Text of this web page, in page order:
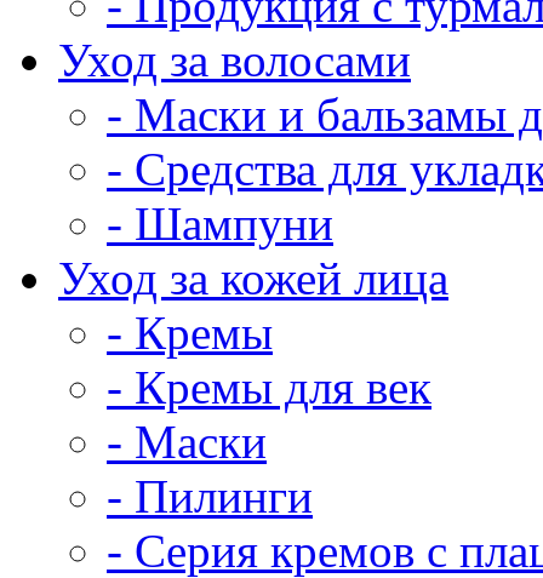
Уход за волосами
- Маски и бальзамы
- Средства для
- Шампуни
Уход за кожей лица
- Кремы
- Кремы для век
- Маски
- Пилинги
- Серия кремов с